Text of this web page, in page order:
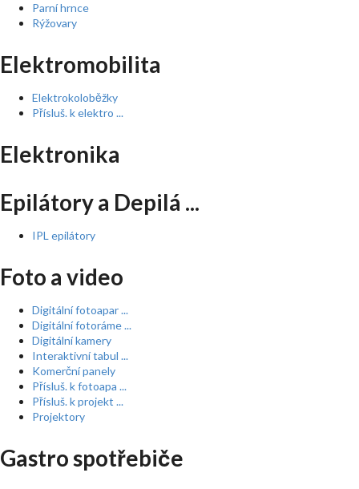
Parní hrnce
Rýžovary
Elektromobilita
Elektrokoloběžky
Přísluš. k elektro ...
Elektronika
Epilátory a Depilá ...
IPL epilátory
Foto a video
Digitální fotoapar ...
Digitální fotoráme ...
Digitální kamery
Interaktivní tabul ...
Komerční panely
Přísluš. k fotoapa ...
Přísluš. k projekt ...
Projektory
Gastro spotřebiče